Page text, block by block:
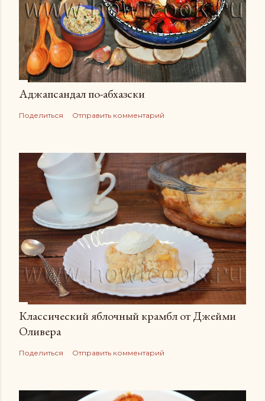
Аджапсандал по-абхазски
Поделиться Отправить комментарий
Классический яблочный крамбл от Джейми
Оливера
Поделиться Отправить комментарий